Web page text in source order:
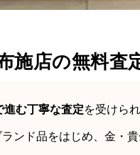
施店の無料査
進む丁寧な査定を受けら
ンド品をはじめ、金・